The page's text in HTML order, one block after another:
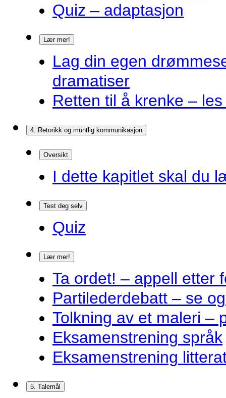
Quiz – adaptasjon
Lær mer!
Lag din egen
dramatiser
Retten til å krenke –
4. Retorikk og muntlig kommunikasjon
Oversikt
I dette kapitlet skal du
Test deg selv
Quiz
Lær mer!
Ta ordet! – appell etter
Partilederdebatt – se
Tolkning av et maleri –
Eksamenstrening språk
Eksamenstrening
5. Talemål